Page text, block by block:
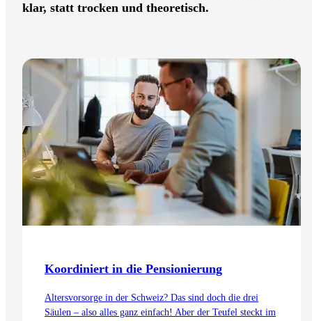
klar, statt trocken und theoretisch.
Koordiniert in die Pensionierung
Altersvorsorge in der Schweiz? Das sind doch die drei
Säulen – also alles ganz einfach! Aber der Teufel steckt im